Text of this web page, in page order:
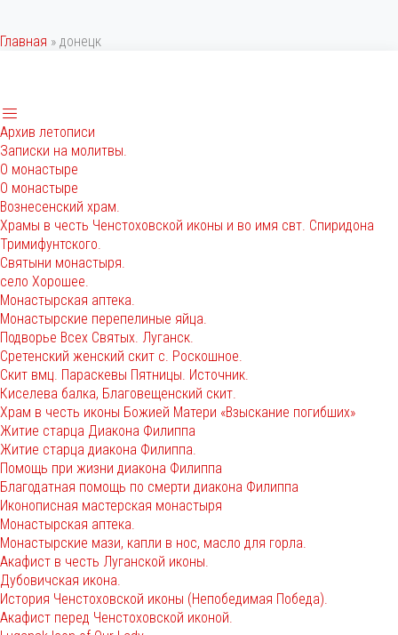
Главная » донецк
Архив летописи
Записки на молитвы.
О монастыре
О монастыре
Вознесенский храм.
Храмы в честь Ченстоховской иконы и во имя свт. Спиридона
Тримифунтского.
Святыни монастыря.
село Хорошее.
Монастырская аптека.
Монастырские перепелиные яйца.
Подворье Всех Святых. Луганск.
Сретенский женский скит с. Роскошное.
Скит вмц. Параскевы Пятницы. Источник.
Киселева балка, Благовещенский скит.
Храм в честь иконы Божией Матери «Взыскание погибших»
Житие старца Диакона Филиппа
Житие старца диакона Филиппа.
Помощь при жизни диакона Филиппа
Благодатная помощь по смерти диакона Филиппа
Иконописная мастерская монастыря
Монастырская аптека.
Монастырские мази, капли в нос, масло для горла.
Акафист в честь Луганской иконы.
Дубовичская икона.
История Ченстоховской иконы (Непобедимая Победа).
Акафист перед Ченстоховской иконой.